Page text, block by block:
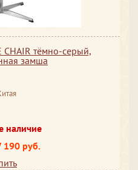
CHAIR тёмно-серый,
замша
наличие
190 руб.